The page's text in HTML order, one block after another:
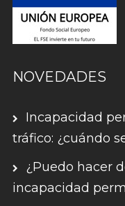
NOVEDADES
Incapacidad
tráfico: ¿cuándo
¿Puedo hacer
incapacidad